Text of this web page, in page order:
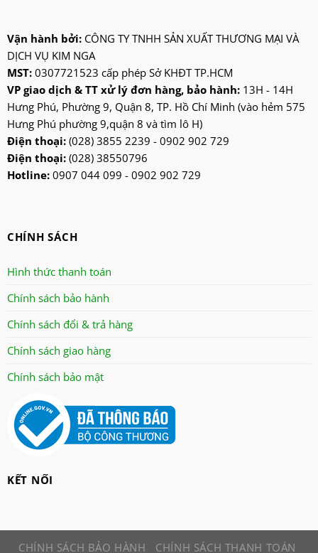
kangaroo
kangen
kdk
ktp
lifan
Mitsubishi
nanoco
ninosun
oulai
Panasonic
robot
senko
sharp
sunhouse
superwin
tiross
Vận hành bởi: CÔNG TY TNHH SẢN XUẤT THƯƠNG MẠI VÀ
DỊCH VỤ KIM NGA
MST: 0307721523 cấp phép Sở KHĐT TP.HCM
VP giao dịch & TT xử lý đơn hàng, bảo hành:13H - 14H
Hưng Phú, Phường 9, Quận 8, TP. Hồ Chí Minh (vào hẻm 575
Hưng Phú phường 9,quận 8 và tìm lô H)
Điện thoại: (028) 3855 2239 - 0902 902 729
Điện thoại: (028) 38550796
Hotline:0907 044 099 - 0902 902 729
CHÍNH SÁCH
Hình thức thanh toán
Chính sách bảo hành
Chính sách đổi & trả hàng
Chính sách giao hàng
Chính sách bảo mật
KẾT NỐI
CHÍNH SÁCH BẢO HÀNH CHÍNH SÁCH THANH TOÁN